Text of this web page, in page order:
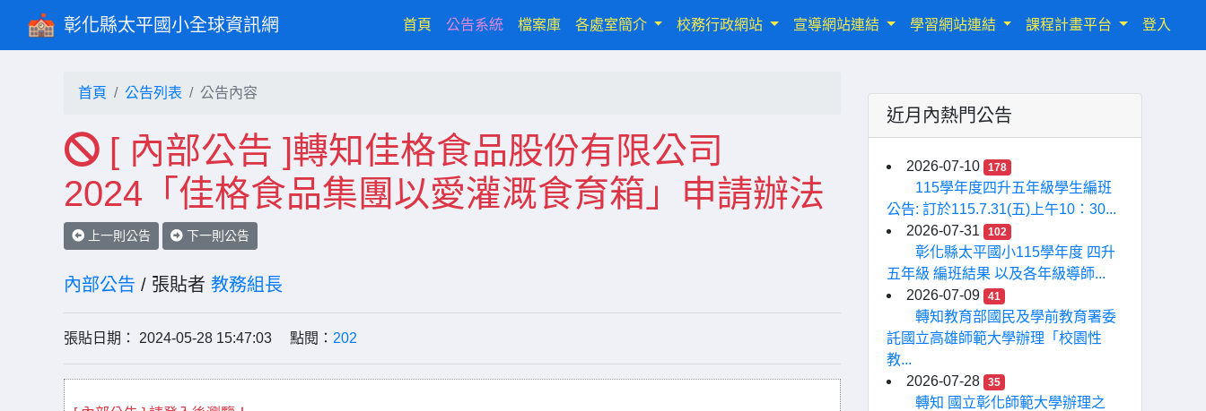
彰化縣太平國小全球資訊網 首頁(current)
公告系統 檔案庫 各處室簡介 校務行政網站 宣導網站連結 學習網站連結 課程計畫平台 登入
首頁 公告列表 公告內容
[ 內部公告 ]轉知佳格食品股份有限公司
2024「佳格食品集團以愛灌溉食育箱」申請辦法
上一則公告 下一則公告
內部公告 / 張貼者 教務組長
張貼日期： 2024-05-28 15:47:03 點閱： 202
近月內熱門公告
2026-07-10 178
115學年度四升五年級學生編班
公告: 訂於115.7.31(五)上午10：30...
2026-07-31
102
彰化縣太平國小115學年度 四升
五年級 編班結果 以及各年級導師...
2026-07-09
41
轉知教育部國民及學前教育署委
託國立高雄師範大學辦理「校園性
教...
2026-07-28
35
轉知 國立彰化師範大學辦理之